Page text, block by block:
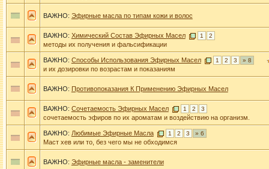
ВАЖНО: Эфирные масла по типам кожи и волос
ВАЖНО: Химический Состав Эфирных Масел 1 2
методы их получения и фальсификации
ВАЖНО: Способы Использования Эфирных Масел 1 2 3 » 8
и их дозировки по возрастам и показаниям
ВАЖНО: Противопоказания К Применению Эфирных Масел
ВАЖНО: Сочетаемость Эфирных Масел 1 2 3
сочетаемость эфиров по их ароматам и воздействию на организм.
ВАЖНО: Любимые Эфирные Масла 1 2 3 » 6
Маст хев или то, без чего мы не обходимся
ВАЖНО: Эфирные масла - заменители